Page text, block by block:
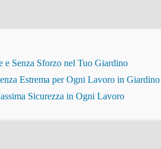
Senza Sforzo nel Tuo Giardino
Estrema per Ogni Lavoro in Giardino
Sicurezza in Ogni Lavoro